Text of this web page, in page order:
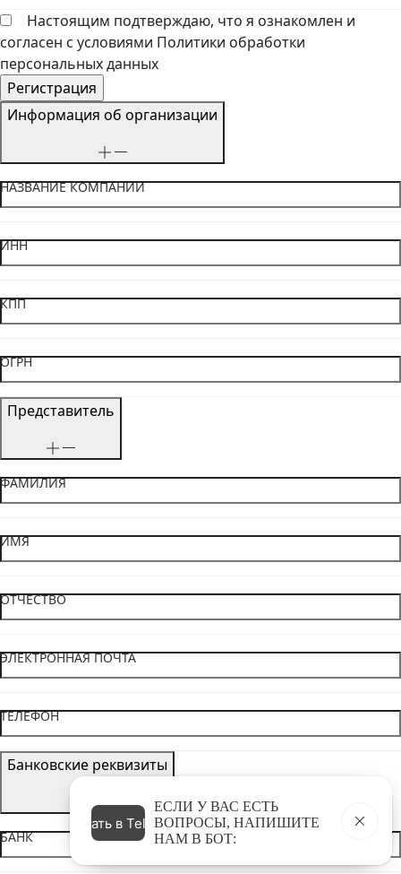
Настоящим подтверждаю, что я ознакомлен и
согласен с условиями Политики обработки
персональных данных
Информация об организации
НАЗВАНИЕ КОМПАНИИ
ИНН
КПП
ОГРН
Представитель
ФАМИЛИЯ
ИМЯ
ОТЧЕСТВО
ЭЛЕКТРОННАЯ ПОЧТА
ТЕЛЕФОН
Банковские реквизиты
БАНК
ЕСЛИ У ВАС ЕСТЬ
ВОПРОСЫ, НАПИШИТЕ
НАМ В БОТ:
Написать в Telegram